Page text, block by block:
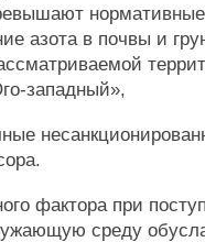
азота в почвы и
западный»,
фактора при
среду